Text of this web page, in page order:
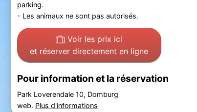
parking.
- Les animaux ne sont pas autorisés.
Voir les prix ici
et réserver directement en ligne
Pour information et la réservation
Park Loverendale 10, Domburg
web. Plus d'informations